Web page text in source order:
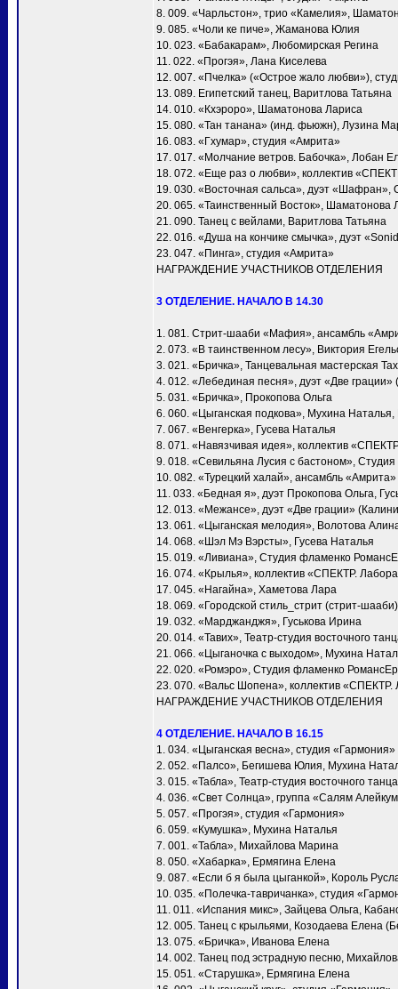
8. 009. «Чарльстон», трио «Камелия»,
9. 085. «Чоли ке пиче», Жаманова Юлия
10. 023. «Бабакарам», Любомирская Регина
11. 022. «Прогэя», Лана Киселева
12. 007. «Пчелка» («Острое жало любви»),
13. 089. Египетский танец, Варитлова Татьяна
14. 010. «Кхэроро», Шаматонова Лариса
15. 080. «Тан танана» (инд. фьюжн), Лузина
16. 083. «Гхумар», студия «Амрита»
17. 017. «Молчание ветров. Бабочка», Лобан
18. 072. «Еще раз о любви», коллектив
19. 030. «Восточная сальса», дуэт
20. 065. «Таинственный Восток», Шаматонова
21. 090. Танец с вейлами, Варитлова Татьяна
22. 016. «Душа на кончике смычка», дуэт
23. 047. «Пинга», студия «Амрита»
НАГРАЖДЕНИЕ УЧАСТНИКОВ ОТДЕЛЕНИЯ
3 ОТДЕЛЕНИЕ. НАЧАЛО В 14.30
1. 081. Стрит-шааби «Мафия», ансамбль
2. 073. «В таинственном лесу», Виктория
3. 021. «Бричка», Танцевальная мастерская
4. 012. «Лебединая песня», дуэт «Две
5. 031. «Бричка», Прокопова Ольга
6. 060. «Цыганская подкова», Мухина
7. 067. «Венгерка», Гусева Наталья
8. 071. «Навязчивая идея», коллектив
9. 018. «Севильяна Лусия с бастоном»,
10. 082. «Турецкий халай», ансамбль «Амрита»
11. 033. «Бедная я», дуэт Прокопова Ольга,
12. 013. «Межансе», дуэт «Две грации»
13. 061. «Цыганская мелодия», Волотова
14. 068. «Шэл Мэ Вэрсты», Гусева Наталья
15. 019. «Ливиана», Студия фламенко
16. 074. «Крылья», коллектив «СПЕКТР.
17. 045. «Нагайна», Хаметова Лара
18. 069. «Городской стиль_стрит (стрит-
19. 032. «Марджанджя», Гуськова Ирина
20. 014. «Тавих», Театр-студия восточного
21. 066. «Цыганочка с выходом», Мухина
22. 020. «Ромэро», Студия фламенко
23. 070. «Вальс Шопена», коллектив «СПЕКТР.
НАГРАЖДЕНИЕ УЧАСТНИКОВ ОТДЕЛЕНИЯ
4 ОТДЕЛЕНИЕ. НАЧАЛО В 16.15
1. 034. «Цыганская весна», студия «Гармония»
2. 052. «Палсо», Бегишева Юлия, Мухина
3. 015. «Табла», Театр-студия восточного
4. 036. «Свет Солнца», группа «Салям
5. 057. «Прогэя», студия «Гармония»
6. 059. «Кумушка», Мухина Наталья
7. 001. «Taбла», Михайлова Марина
8. 050. «Хабарка», Ермягина Елена
9. 087. «Если б я была цыганкой», Король
10. 035. «Полечка-тавричанка», студия
11. 011. «Испания микс», Зайцева Ольга,
12. 005. Танец с крыльями, Козодаева Елена
13. 075. «Бричка», Иванова Елена
14. 002. Танец под эстрадную песню,
15. 051. «Старушка», Ермягина Елена